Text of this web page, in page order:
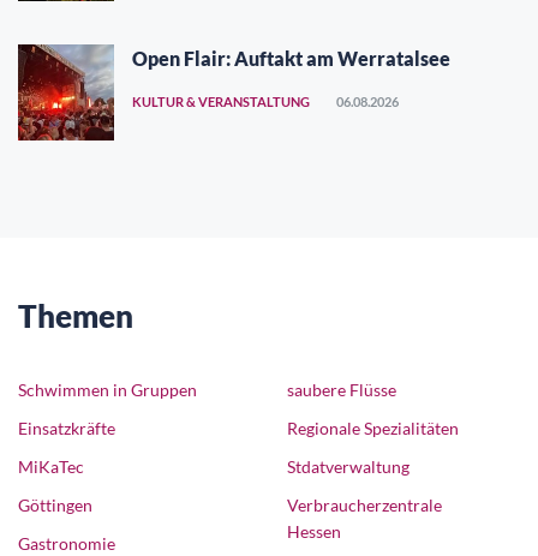
Open Flair: Auftakt am Werratalsee
KULTUR & VERANSTALTUNG 06.08.2026
Themen
Schwimmen in Gruppen
Einsatzkräfte
MiKaTec
Göttingen
Gastronomie
saubere Flüsse
Regionale Spezialitäten
Stdatverwaltung
Verbraucherzentrale
Hessen